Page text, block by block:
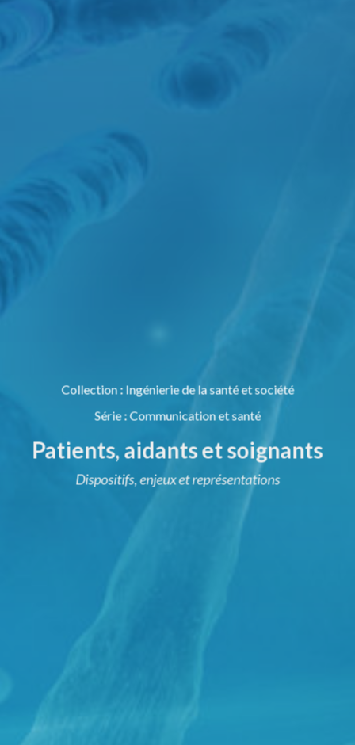
Collection : Ingénierie de la santé et société
Série:Communication et santé
Patients, aidants et soignants
Dispositifs, enjeux et représentations